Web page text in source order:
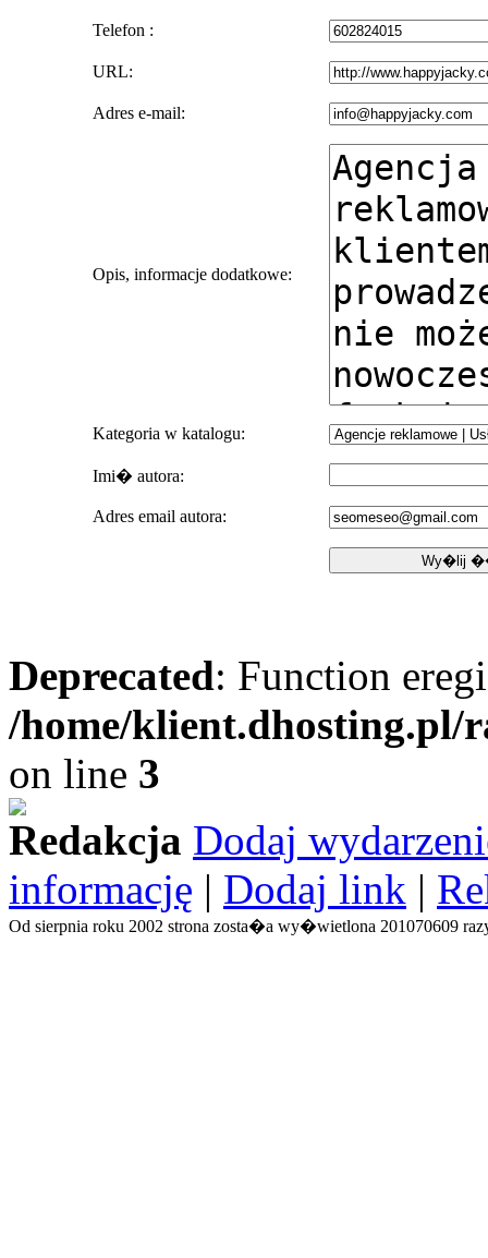
Telefon :
URL:
Adres e-mail:
Opis, informacje dodatkowe:
Kategoria w katalogu:
Imi� autora:
Adres email autora:
Deprecated: Function
/home/
on line 3
Redakcja Dodaj
informację | Dodaj link |
Od sierpnia roku 2002 strona zosta�a wy�wietlona 201070609